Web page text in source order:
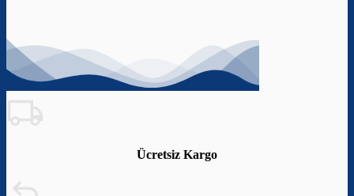
Ücretsiz Kargo